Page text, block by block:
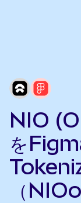
NIO
を
（